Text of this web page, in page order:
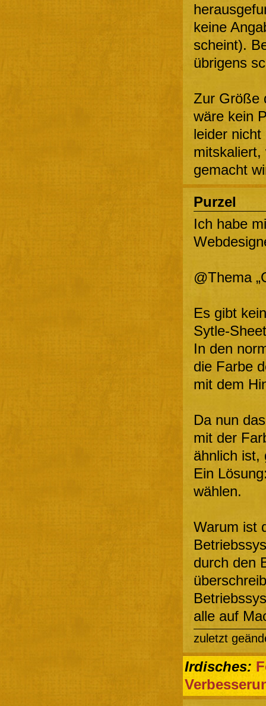
keine
scheint).
übrigens
Zur Größe
wäre kein
leider
mitskaliert,
gemacht
Purzel
Ich habe
@Thema
Es gibt
Sytle-
In den
die Farbe
mit dem
Da nun
mit der
ähnlich ist,
Ein
wählen.
Warum ist
durch den
alle auf
zuletzt
Irdisches: